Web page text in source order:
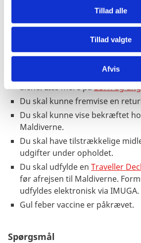
Tillad alle
Tillad valgte
Afvis
Andre krav
Rejser du alene med dit barn
ikke er din egne, anbefaler vi,
fra indehaverne af
samme gælder, hvis du er
alene. Læs mere påBørn og
Du skal kunne fremvise en
Du skal kunne vise bekræftet
Maldiverne.
Du skal have tilstrækkelige
udgifter under opholdet.
Du skal udfylde en Traveller
før afrejsen til Maldiverne.
udfyldes elektronisk via IMUGA.
Gul feber vaccine er påkrævet.
Spørgsmål